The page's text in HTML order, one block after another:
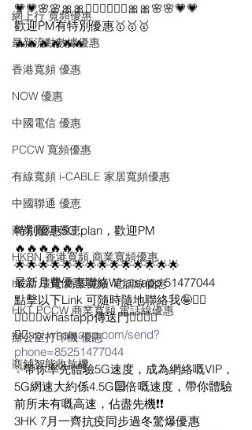
網上行 寬頻優惠
最新流動數據優惠
香港寬頻 優惠
NOW 優惠
中國電信 優惠
PCCW 寬頻優惠
有線寬頻 i-CABLE 家居寬頻優惠
中國聯通 優恵
商業寬頻 優恵
HKBN 香港寬頻 商業寬頻優惠
HGC 環電 商業寬頻 電話線優惠
HKT PCCW 商業寬頻 電話線優惠
辦公室打印機 優惠
商鋪智能收款機
💗💗🌸🌸🎀🎀🙇🏼‍♀️🙇🏼‍♀️🎀🎀🌸🌸💗💗
歡迎PM有特別優惠🥇🥇🥇
🔥🔥🔥🔥🔥🔥
特別優惠5G plan，歡迎PM
🔥🔥🔥🔥🔥🔥
🌟🌟🌟🌟🌟🌟🌟🌟🌟🌟🌟🌟🌟🌟
最新月費優惠聯絡Whatsapp 51477044
點擊以下Link 可隨時隨地聯絡我🤪✌🏻
👇🏻👇🏻whastapp傳送門👇🏻👇🏻
✌🏻api.whatsapp.com/send?
phone=85251477044
✨帶你率先體驗5G速度，成為網絡嘅VIP，
5G網速大約係4.5G🔟倍嘅速度，帶你體驗
前所未有嘅高速，佔盡先機❗️❗️
3HK 7月一齊抗疫同步過冬驚爆優惠